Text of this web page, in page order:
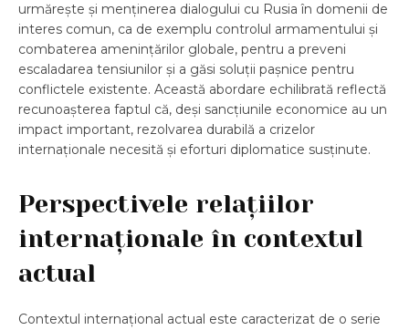
urmărește și menținerea dialogului cu Rusia în domenii de
interes comun, ca de exemplu controlul armamentului și
combaterea amenințărilor globale, pentru a preveni
escaladarea tensiunilor și a găsi soluții pașnice pentru
conflictele existente. Această abordare echilibrată reflectă
recunoașterea faptul că, deși sancțiunile economice au un
impact important, rezolvarea durabilă a crizelor
internaționale necesită și eforturi diplomatice susținute.
Perspectivele relațiilor
internaționale în contextul
actual
Contextul internațional actual este caracterizat de o serie